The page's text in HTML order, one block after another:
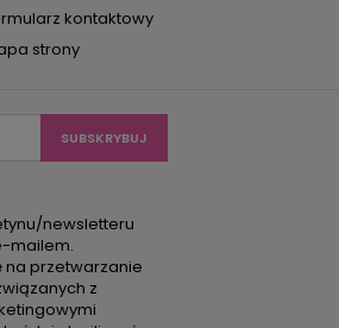
kontaktowy
strony
newsletteru
mailem.
przetwarzanie
z